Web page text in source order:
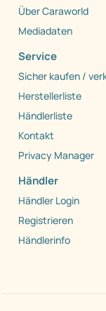
Über Caraworld
Mediadaten
Service
Sicher kaufen /
Herstellerliste
Händlerliste
Kontakt
Privacy Manager
Händler
Händler Login
Registrieren
Händlerinfo